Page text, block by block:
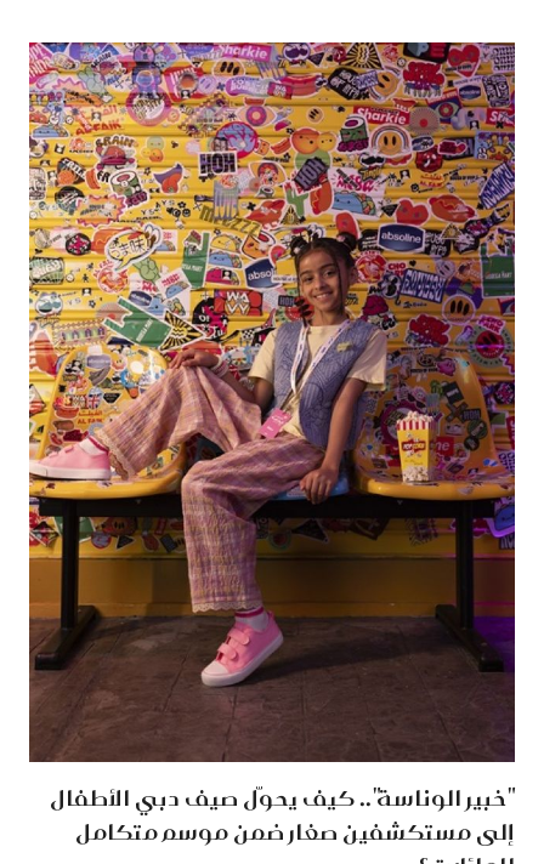
"خبير الوناسة".. كيف يحوّل صيف دبي الأطفال
إلى مستكشفين صغار ضمن موسم متكامل